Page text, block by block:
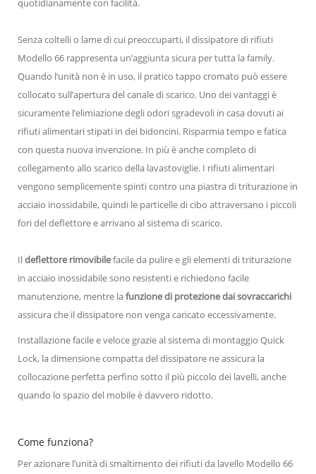
quotidianamente con facilità.
Senza coltelli o lame di cui preoccuparti, il dissipatore di rifiuti
Modello 66 rappresenta un’aggiunta sicura per tutta la family.
Quando l’unità non è in uso, il pratico tappo cromato può essere
collocato sull’apertura del canale di scarico. Uno dei vantaggi è
sicuramente l’elimiazione degli odori sgradevoli in casa dovuti ai
rifiuti alimentari stipati in dei bidoncini. Risparmia tempo e fatica
con questa nuova invenzione. In più è anche completo di
collegamento allo scarico della lavastoviglie. I rifiuti alimentari
vengono semplicemente spinti contro una piastra di triturazione in
acciaio inossidabile, quindi le particelle di cibo attraversano i piccoli
fori del deflettore e arrivano al sistema di scarico.
Ildeflettore rimovibilefacile da pulire e gli elementi di triturazione
in acciaio inossidabile sono resistenti e richiedono facile
manutenzione, mentre lafunzione di protezione dai sovraccarichi
assicura che il dissipatore non venga caricato eccessivamente.
Installazione facile e veloce grazie al sistema di montaggio Quick
Lock, la dimensione compatta del dissipatore ne assicura la
collocazione perfetta perfino sotto il più piccolo dei lavelli, anche
quando lo spazio del mobile è davvero ridotto.
Come funziona?
Per azionare l’unità di smaltimento dei rifiuti da lavello Modello 66